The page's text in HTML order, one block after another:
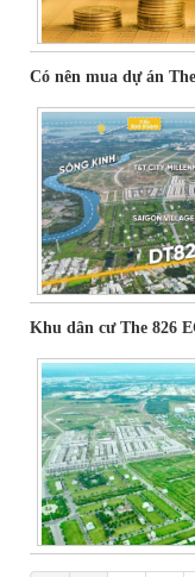
Có nên mua dự án
Khu dân cư The 826